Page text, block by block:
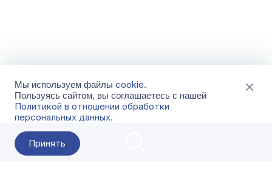
Мы используем файлы cookie.
Пользуясь сайтом, вы соглашаетесь с нашей
Политикой в отношении обработки
персональных данных.
Принять